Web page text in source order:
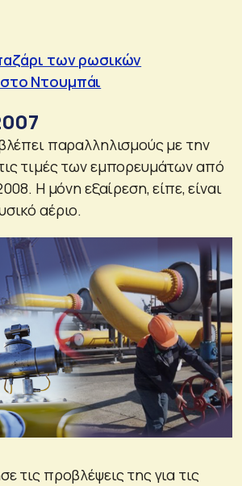
των ρωσικών
Ντουμπάι
παραλληλισμούς με την
τιμές των εμπορευμάτων από
Η μόνη εξαίρεση, είπε, είναι
αέριο.
τις προβλέψεις της για τις